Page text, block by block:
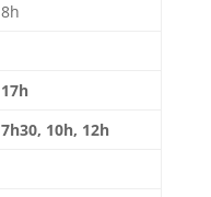
8h
17h
7h30, 10h, 12h